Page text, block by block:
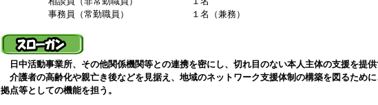
事務員（常勤職員） １名（兼務）
日中活動事業所、その他関係機関等との連携を密にし、切れ目のない本人主体の支援を提
介護者の高齢化や親亡き後などを見据え、地域のネットワーク支援体制の構築を図るため
拠点等としての機能を担う。